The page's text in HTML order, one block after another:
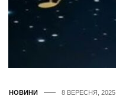
НОВИНИ 8 ВЕРЕСНЯ, 2025